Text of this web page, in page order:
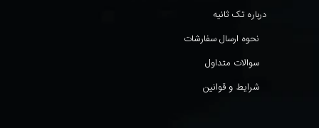
درباره تک ثانیه
نحوه ارسال سفارشات
سوالات متداول
شرایط و قوانین